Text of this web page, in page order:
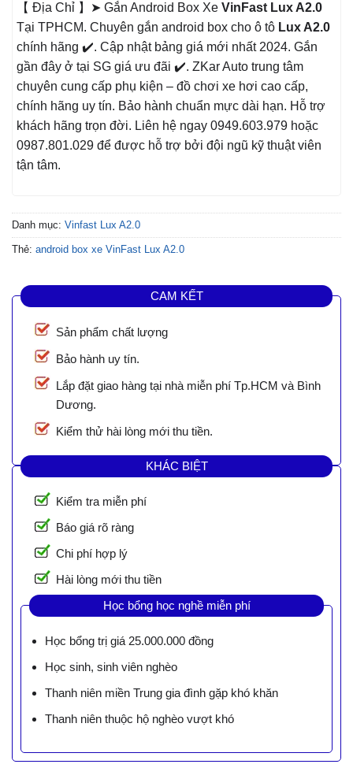
【 Địa Chỉ 】➤ Gắn Android Box Xe VinFast Lux A2.0
Tại TPHCM. Chuyên gắn android box cho ô tô Lux A2.0
chính hãng ✔️. Cập nhật bảng giá mới nhất 2024. Gắn
gần đây ở tại SG giá ưu đãi ✔️. ZKar Auto trung tâm
chuyên cung cấp phụ kiện – đồ chơi xe hơi cao cấp,
chính hãng uy tín. Bảo hành chuẩn mực dài hạn. Hỗ trợ
khách hãng trọn đời. Liên hệ ngay 0949.603.979 hoặc
0987.801.029 để được hỗ trợ bởi đội ngũ kỹ thuật viên
tận tâm.
Danh mục: Vinfast Lux A2.0
Thẻ: android box xe VinFast Lux A2.0
CAM KẾT
Sản phẩm chất lượng
Bảo hành uy tín.
Lắp đặt giao hàng tại nhà miễn phí Tp.HCM và Bình
Dương.
Kiểm thử hài lòng mới thu tiền.
KHÁC BIỆT
Kiểm tra miễn phí
Báo giá rõ ràng
Chi phí hợp lý
Hài lòng mới thu tiền
Học bổng học nghề miễn phí
Học bổng trị giá 25.000.000 đồng
Học sinh, sinh viên nghèo
Thanh niên miền Trung gia đình gặp khó khăn
Thanh niên thuộc hộ nghèo vượt khó